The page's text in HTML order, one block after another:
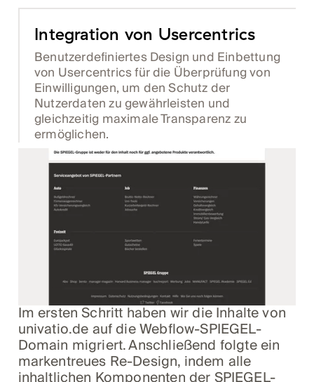
Integration von Usercentrics
Benutzerdefiniertes Design und Einbettung
von Usercentrics für die Überprüfung von
Einwilligungen, um den Schutz der
Nutzerdaten zu gewährleisten und
gleichzeitig maximale Transparenz zu
ermöglichen.
Im ersten Schritt haben wir die Inhalte von
univatio.de auf die Webflow-SPIEGEL-
Domain migriert. Anschließend folgte ein
markentreues Re-Design, indem alle